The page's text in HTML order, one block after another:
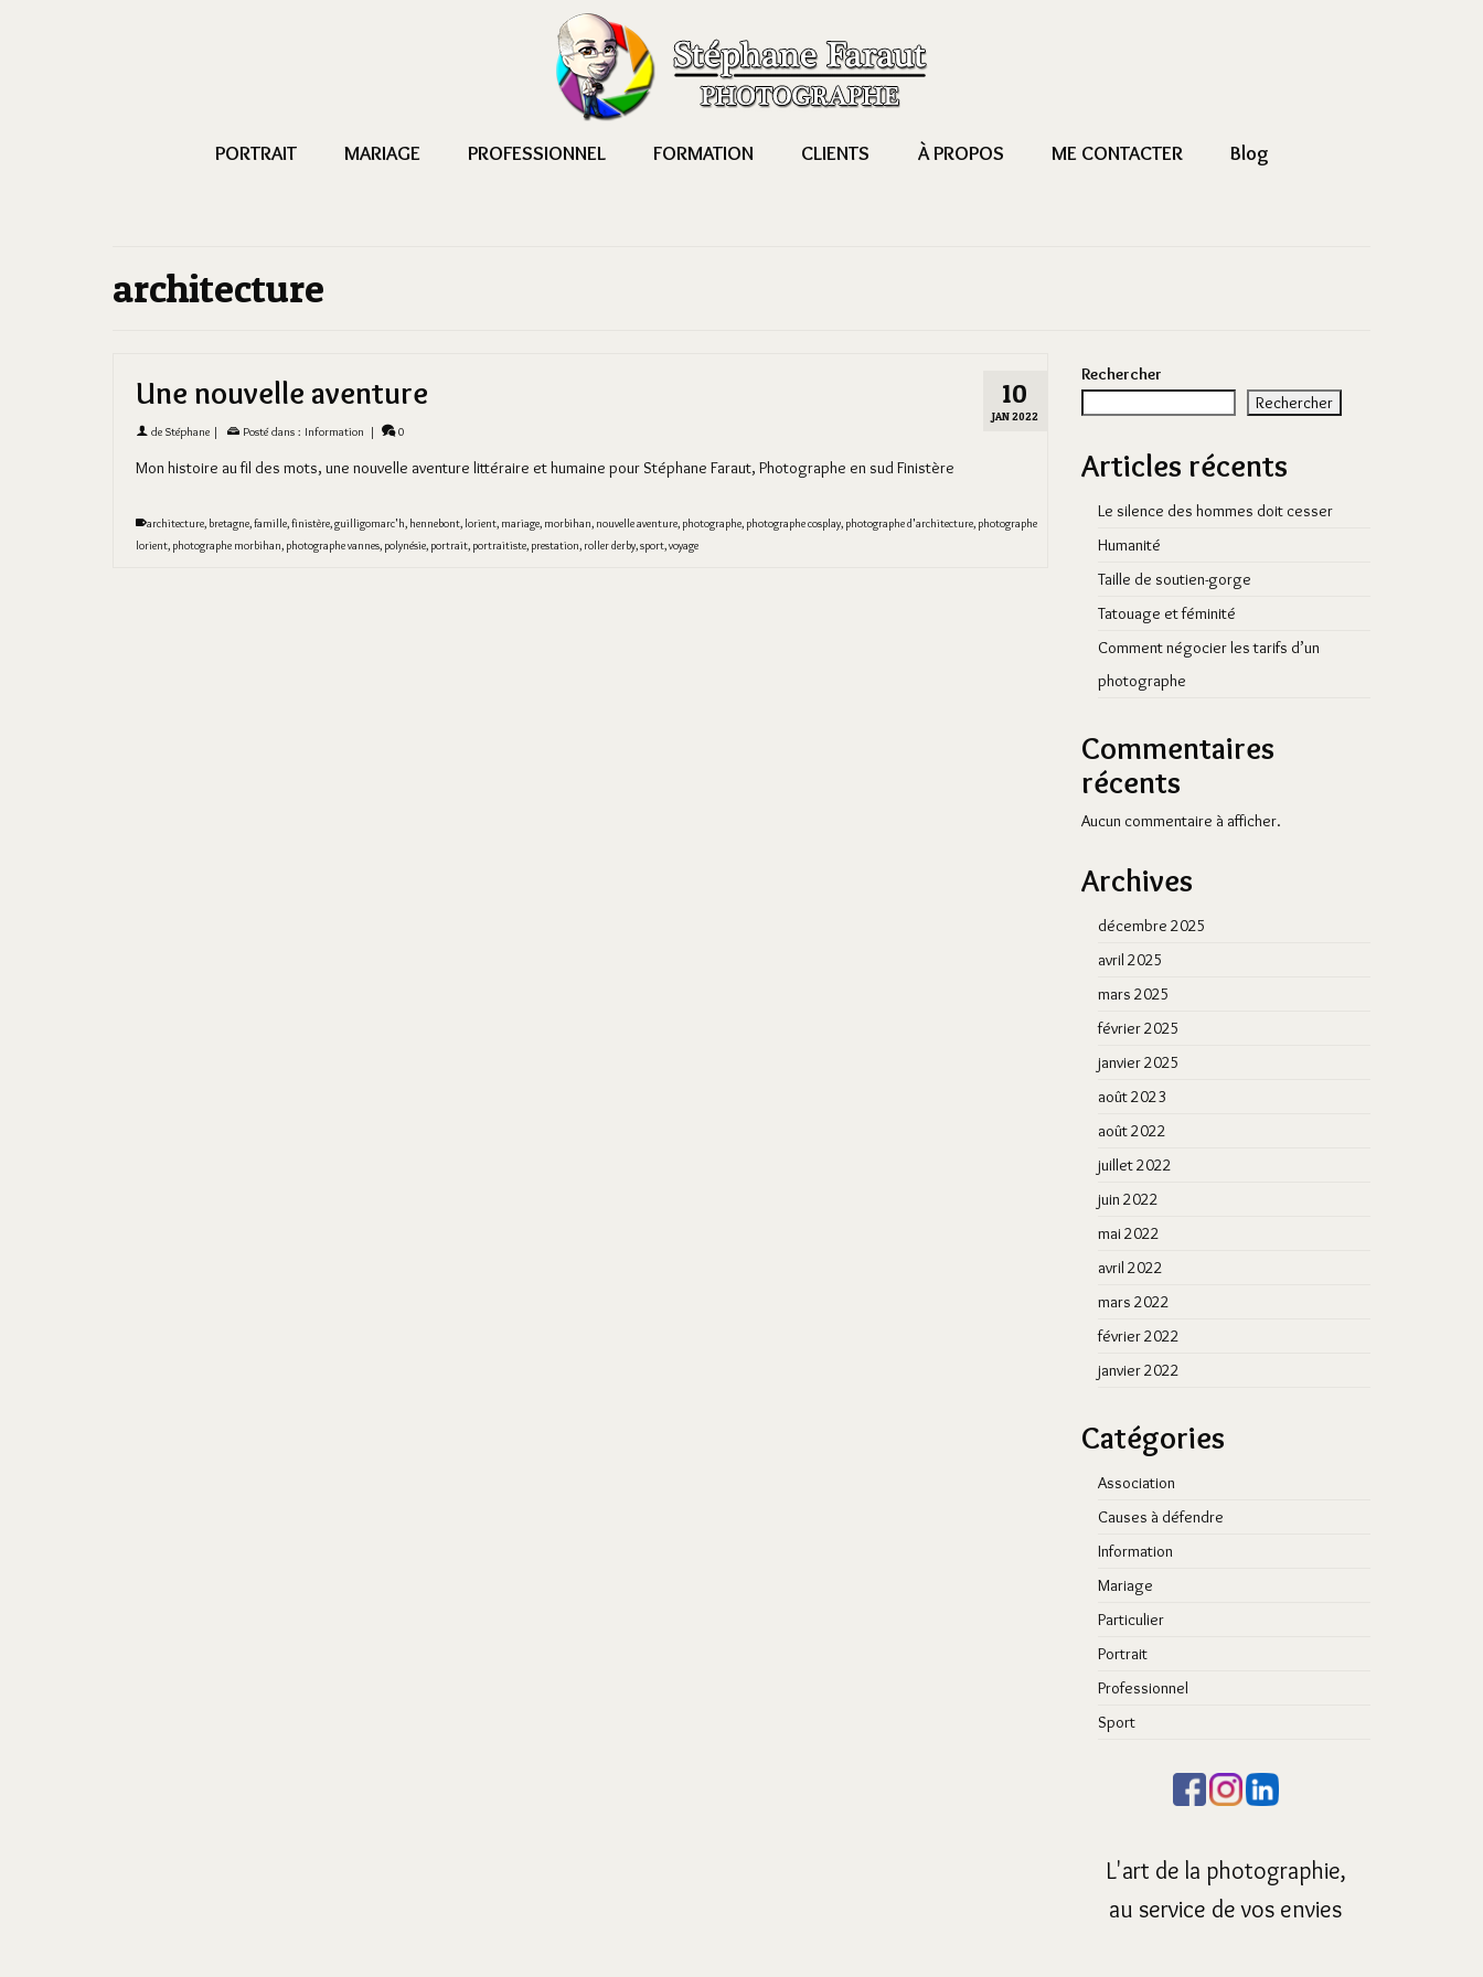
PORTRAIT MARIAGE PROFESSIONNEL FORMATION CLIENTS À PROPOS ME CONTACTER Blog
architecture
10
JAN 2022
Une nouvelle aventure
de Stéphane | Posté dans : Information | 0
Mon histoire au fil des mots, une nouvelle aventure littéraire et humaine pour Stéphane Faraut, Photographe en sud Finistère
architecture, bretagne,famille,finistère,guilligomarc'h, hennebont, lorient, mariage, morbihan, nouvelle aventure, photographe, photographe cosplay, photographe d'architecture, photographe
lorient, photographe morbihan, photographe vannes, polynésie, portrait, portraitiste, prestation, roller derby,sport,voyage
Rechercher
Rechercher
Articles récents
Le silence des hommes doit cesser
Humanité
Taille de soutien-gorge
Tatouage et féminité
Comment négocier les tarifs d’un
photographe
Commentaires
récents
Aucun commentaire à afficher.
Archives
décembre 2025
avril 2025
mars 2025
février 2025
janvier 2025
août 2023
août 2022
juillet 2022
juin 2022
mai 2022
avril 2022
mars 2022
février 2022
janvier 2022
Catégories
Association
Causes à défendre
Information
Mariage
Particulier
Portrait
Professionnel
Sport
L'art de la photographie,
au service de vos envies